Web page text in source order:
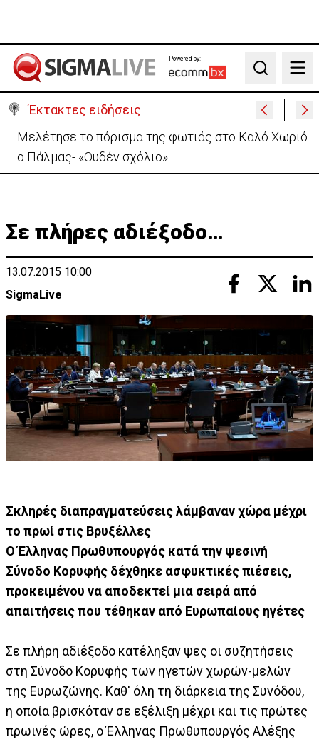
Powered by:
Search
Έκτακτες ειδήσεις
Μελέτησε το πόρισμα της φωτιάς στο Καλό Χωριό
ο Πάλμας- «Ουδέν σχόλιο»
Σε πλήρες αδιέξοδο…
13.07.2015 10:00
SigmaLive
Σκληρές διαπραγματεύσεις λάμβαναν χώρα μέχρι
το πρωί στις Βρυξέλλες
Ο Έλληνας Πρωθυπουργός κατά την ψεσινή
Σύνοδο Κορυφής δέχθηκε ασφυκτικές πιέσεις,
προκειμένου να αποδεκτεί μια σειρά από
απαιτήσεις που τέθηκαν από Eυρωπαίους ηγέτες
Σε πλήρη αδιέξοδο κατέληξαν ψες οι συζητήσεις
στη Σύνοδο Κορυφής των ηγετών χωρών-μελών
της Ευρωζώνης. Καθ' όλη τη διάρκεια της Συνόδου,
η οποία βρισκόταν σε εξέλιξη μέχρι και τις πρώτες
πρωινές ώρες, ο Έλληνας Πρωθυπουργός Αλέξης